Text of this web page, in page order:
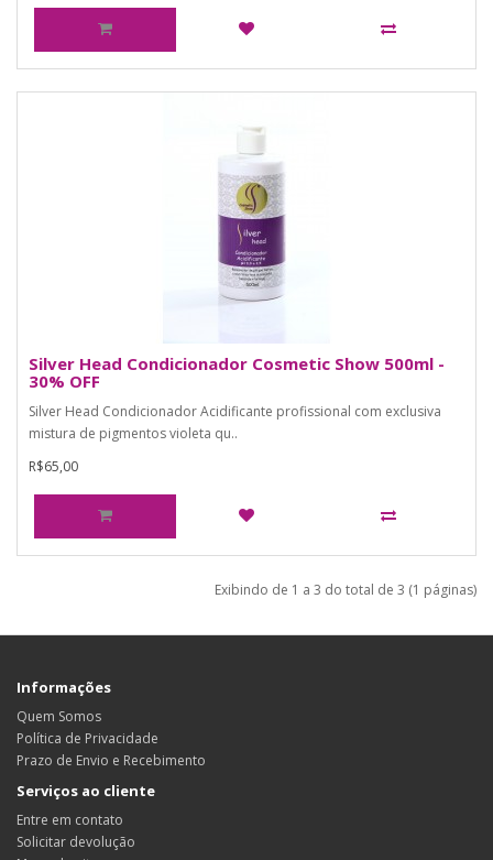
Silver Head Condicionador Cosmetic Show 500ml -
30% OFF
Silver Head Condicionador Acidificante profissional com exclusiva
mistura de pigmentos violeta qu..
R$65,00
Exibindo de 1 a 3 do total de 3 (1 páginas)
Informações
Quem Somos
Política de Privacidade
Prazo de Envio e Recebimento
Serviços ao cliente
Entre em contato
Solicitar devolução